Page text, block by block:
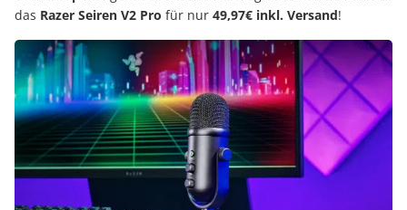
das Razer Seiren V2 Pro für nur 49,97€ inkl. Versand!